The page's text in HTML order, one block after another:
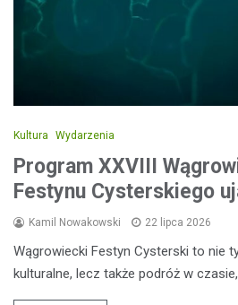
Kultura Wydarzenia
Program XXVIII
Festynu Cysterskiego
Kamil Nowakowski 22 lipca 2026
Wągrowiecki Festyn Cysterski to nie
kulturalne, lecz także podróż w